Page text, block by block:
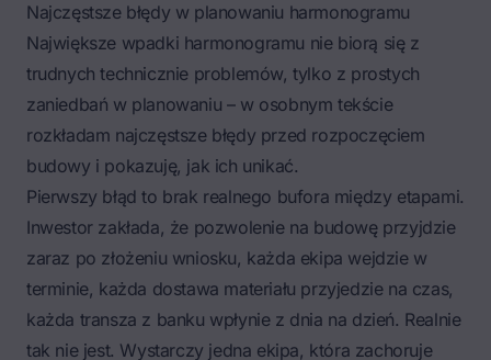
Najczęstsze błędy w planowaniu harmonogramu
Największe wpadki harmonogramu nie biorą się z
trudnych technicznie problemów, tylko z prostych
zaniedbań w planowaniu – w osobnym tekście
rozkładam najczęstsze błędy przed rozpoczęciem
budowy i pokazuję, jak ich unikać.
Pierwszy błąd to brak realnego bufora między etapami.
Inwestor zakłada, że pozwolenie na budowęprzyjdzie
zaraz po złożeniu wniosku, każda ekipa wejdzie w
terminie, każda dostawa materiału przyjedzie na czas,
każda transza z banku wpłynie z dnia na dzień. Realnie
tak nie jest. Wystarczy jedna ekipa, która zachoruje